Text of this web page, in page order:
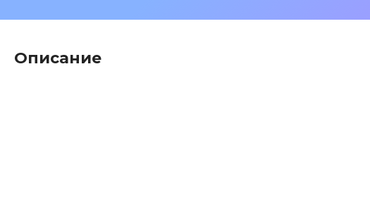
Описание